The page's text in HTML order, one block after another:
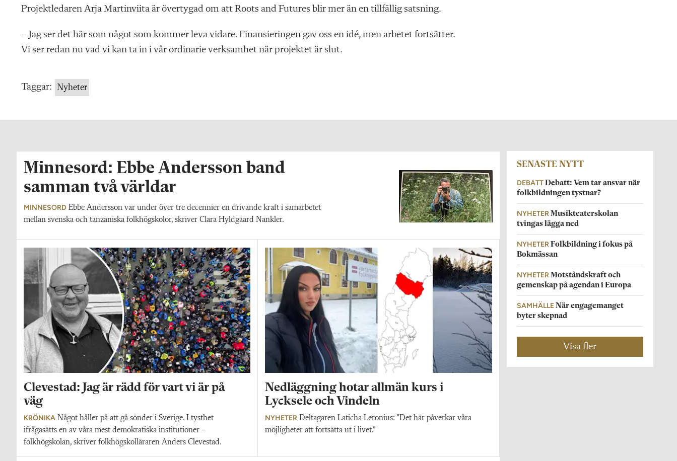
Projektledaren Arja Martinviita är övertygad om att Roots and Futures blir mer än en tillfällig satsning.
– Jag ser det här som något som kommer leva vidare. Finansieringen gav oss en idé, men arbetet fortsätter.
Vi ser redan nu vad vi kan ta in i vår ordinarie verksamhet när projektet är slut.
Taggar: Nyheter
Minnesord: Ebbe Andersson band
samman två världar
MINNESORD Ebbe Andersson var under över tre decennier en drivande kraft i samarbetet
mellan svenska och tanzaniska folkhögskolor, skriver Clara Hyldgaard Nankler.
Clevestad: Jag är rädd för vart vi är på
väg
KRÖNIKA Något håller på att gå sönder i Sverige. I tysthet
ifrågasätts en av våra mest demokratiska institutioner –
folkhögskolan, skriver folkhögskolläraren Anders Clevestad.
Nedläggning hotar allmän kurs i
Lycksele och Vindeln
NYHETER Deltagaren Laticha Leronius: ”Det här påverkar våra
möjligheter att fortsätta ut i livet.”
SENASTE NYTT
DEBATT Debatt: Vem tar ansvar när
folkbildningen tystnar?
NYHETER Musikteaterskolan
tvingas lägga ned
NYHETER Folkbildning i fokus på
Bokmässan
NYHETER Motståndskraft och
gemenskap på agendan i Europa
SAMHÄLLE När engagemanget
byter skepnad
Visa fler